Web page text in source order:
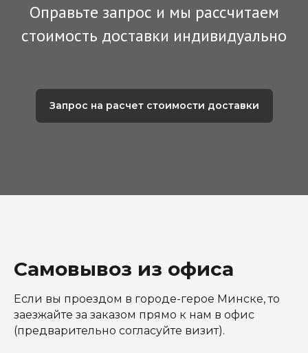
Оправьте з апрос и мы рассчитаем
стоимость доставки индивидуально
Запрос на расчет стоимости доставки
Самовывоз из офиса
Если вы проездом в городе-герое Минске, то
заезжайте за заказом прямо к нам в офис
(предварительно согласуйте визит).